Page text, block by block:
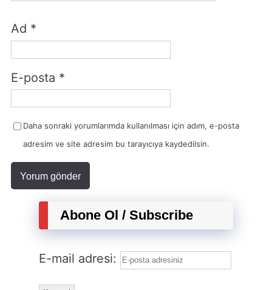
Ad *
E-posta *
Daha sonraki yorumlarımda kullanılması için adım, e-posta
adresim ve site adresim bu tarayıcıya kaydedilsin.
Abone Ol / Subscribe
E-mail adresi: